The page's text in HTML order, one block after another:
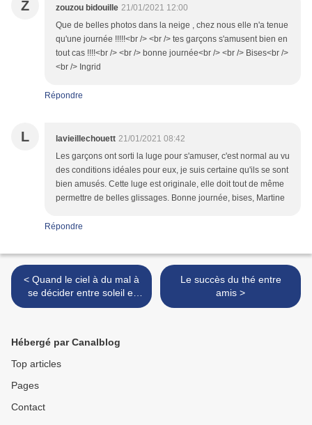
Z zouzou bidouille 21/01/2021 12:00
Que de belles photos dans la neige , chez nous elle n'a tenue
qu'une journée !!!!!<br /> <br /> tes garçons s'amusent bien en
tout cas !!!!<br /> <br /> bonne journée<br /> <br /> Bises<br />
<br /> Ingrid
Répondre
L lavieillechouett 21/01/2021 08:42
Les garçons ont sorti la luge pour s'amuser, c'est normal au vu
des conditions idéales pour eux, je suis certaine qu'ils se sont
bien amusés. Cette luge est originale, elle doit tout de même
permettre de belles glissages. Bonne journée, bises, Martine
Répondre
< Quand le ciel à du mal à
se décider entre soleil et
neige
Le succès du thé entre
amis >
Hébergé par Canalblog
Top articles
Pages
Contact